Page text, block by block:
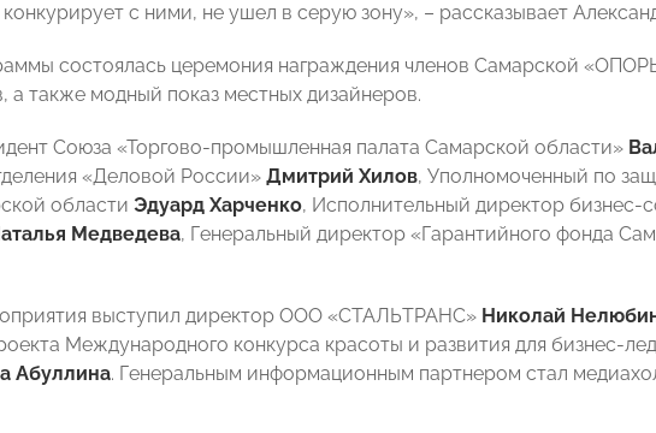
с ними, не ушел в серую зону», – рассказывает
состоялась церемония награждения членов Самарской
а также модный показ местных дизайнеров.
Союза «Торгово-промышленная палата Самарской области»
«Деловой России» Дмитрий Хилов, Уполномоченный по
области Эдуард Харченко, Исполнительный директор бизнес-
Медведева, Генеральный директор «Гарантийного фонда
выступил директор ООО «СТАЛЬТРАНС» Николай
Международного конкурса красоты и развития для бизнес-
Абуллина. Генеральным информационным партнером стал